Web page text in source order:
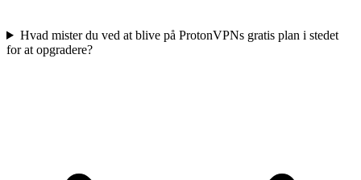
Hvad mister du ved at blive på ProtonVPNs gratis plan i stedet
for at opgradere?